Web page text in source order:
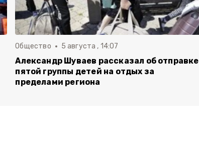
Общество 5 августа , 14:07
Александр Шуваев рассказал об отправке
пятой группы детей на отдых за
пределами региона